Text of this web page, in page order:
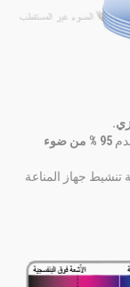
95 % من ضوء
تنشيط جهاز المناعة